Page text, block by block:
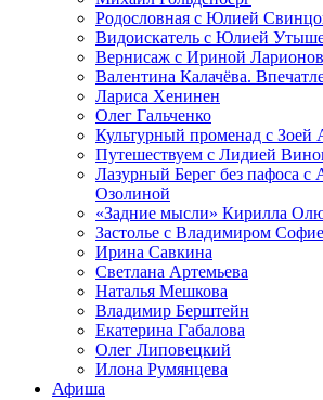
Родословная с Юлией
Видоискатель с Юлией
Вернисаж с Ириной
Валентина Калачёва.
Лариса Хенинен
Олег Гальченко
Культурный променад с Зоей
Путешествуем с Лидией
Лазурный Берег без пафоса с
Озолиной
«Задние мысли» Кирилла
Застолье с Владимиром
Ирина Савкина
Светлана Артемьева
Наталья Мешкова
Владимир Берштейн
Екатерина Габалова
Олег Липовецкий
Илона Румянцева
Афиша